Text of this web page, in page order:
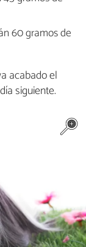
60 gramos de
acabado el
siguiente.